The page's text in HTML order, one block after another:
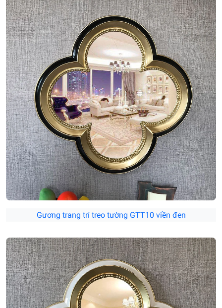
Gương trang trí treo tường GTT10 viền đen